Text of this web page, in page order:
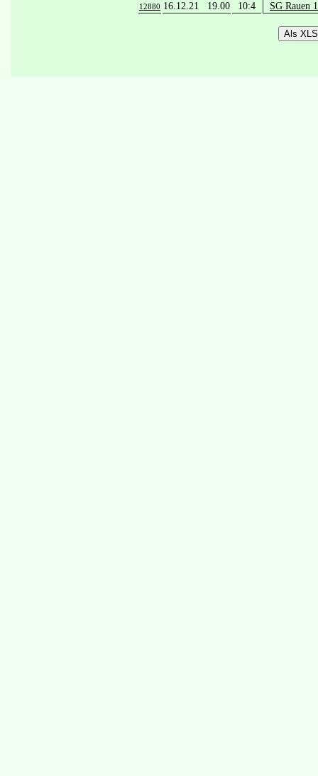
12880 16.12.21 19.00 10:4 SG Rauen
Als